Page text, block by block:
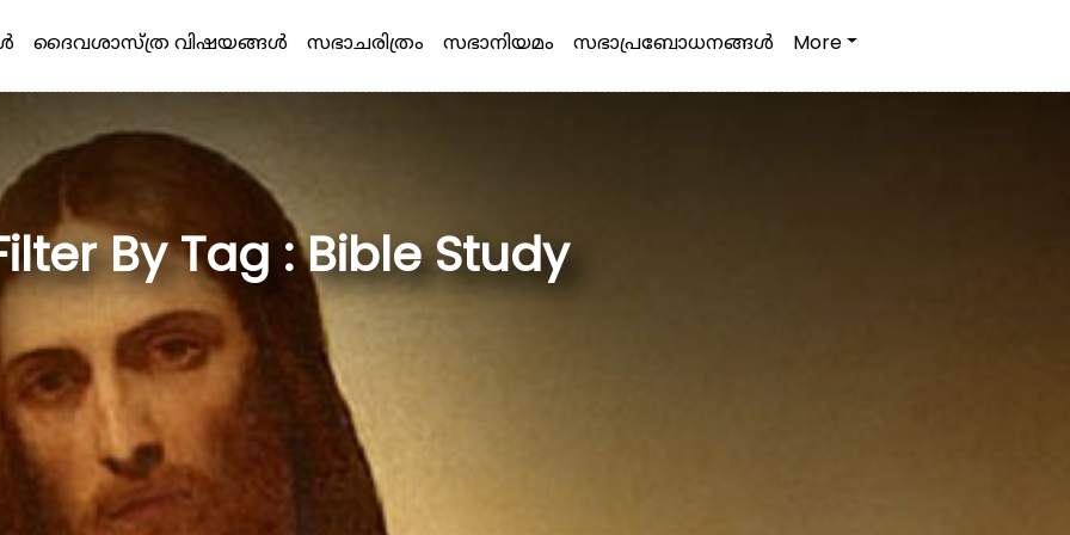
ദൈവശാസ്ത്ര വിഷയങ്ങള്‍ സഭാചരിത്രം സഭാനിയമം സഭാപ്രബോധനങ്ങള്‍ More
By Tag : Bible Study